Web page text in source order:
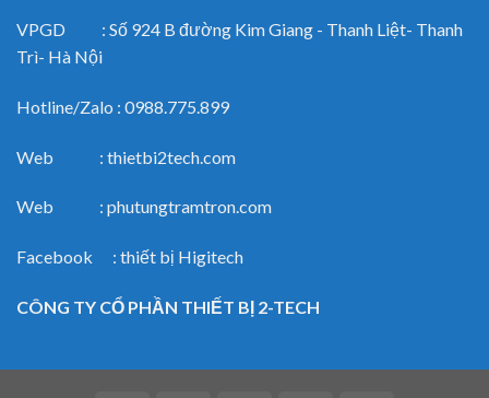
VPGD : Số 924 B đường Kim Giang - Thanh Liệt- Thanh
Trì- Hà Nội
Hotline/Zalo : 0988.775.899
Web : thietbi2tech.com
Web : phutungtramtron.com
Facebook : thiết bị Higitech
CÔNG TY CỔ PHẦN THIẾT BỊ 2-TECH